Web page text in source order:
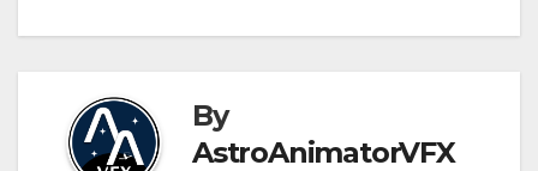
By
AstroAnimatorVFX